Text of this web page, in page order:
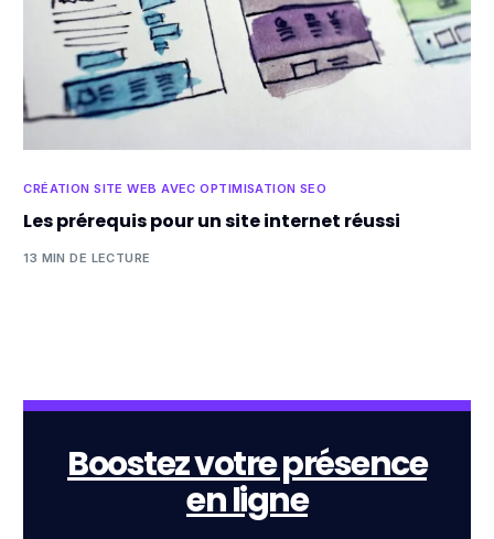
CRÉATION SITE WEB AVEC OPTIMISATION SEO
Les prérequis pour un site internet réussi
13 MIN DE LECTURE
Boostez votre présence
en ligne